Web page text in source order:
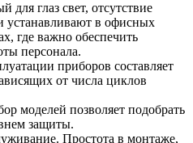
для глаз свет, отсутствие
устанавливают в офисных
где важно обеспечить
персонала.
приборов составляет
от числа циклов
моделей позволяет подобрать
защиты.
Простота в монтаже,